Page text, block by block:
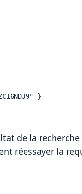
de la
réessayer la